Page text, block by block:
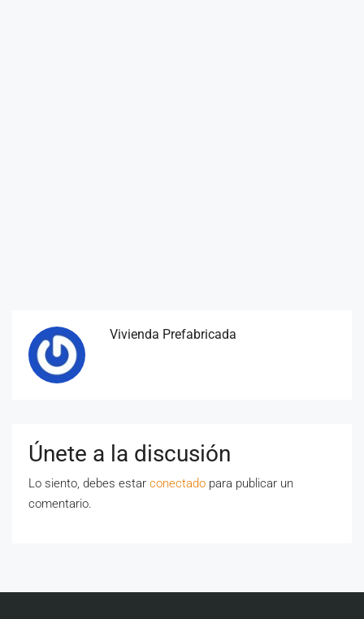
Vivienda Prefabricada
Únete a la discusión
Lo siento, debes estar conectado para publicar un
comentario.